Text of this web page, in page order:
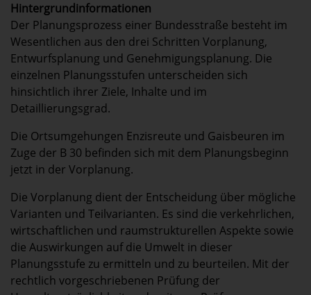
Hintergrundinformationen
Der Planungsprozess einer Bundesstraße besteht im
Wesentlichen aus den drei Schritten Vorplanung,
Entwurfsplanung und Genehmigungsplanung. Die
einzelnen Planungsstufen unterscheiden sich
hinsichtlich ihrer Ziele, Inhalte und im
Detaillierungsgrad.
Die Ortsumgehungen Enzisreute und Gaisbeuren im
Zuge der B 30 befinden sich mit dem Planungsbeginn
jetzt in der Vorplanung.
Die Vorplanung dient der Entscheidung über mögliche
Varianten und Teilvarianten. Es sind die verkehrlichen,
wirtschaftlichen und raumstrukturellen Aspekte sowie
die Auswirkungen auf die Umwelt in dieser
Planungsstufe zu ermitteln und zu beurteilen. Mit der
rechtlich vorgeschriebenen Prüfung der